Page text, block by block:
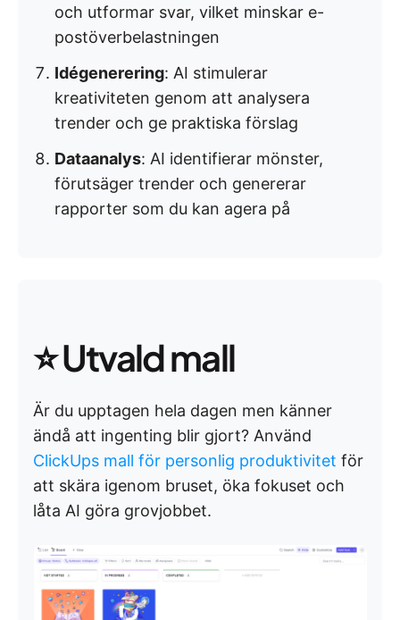
och utformar svar, vilket minskar e-
postöverbelastningen
Idégenerering: AI stimulerar
kreativiteten genom att analysera
trender och ge praktiska förslag
Dataanalys: AI identifierar mönster,
förutsäger trender och genererar
rapporter som du kan agera på
⭐ Utvald mall
Är du upptagen hela dagen men känner
ändå att ingenting blir gjort? Använd
ClickUps mall för personlig produktivitet för
att skära igenom bruset, öka fokuset och
låta AI göra grovjobbet.